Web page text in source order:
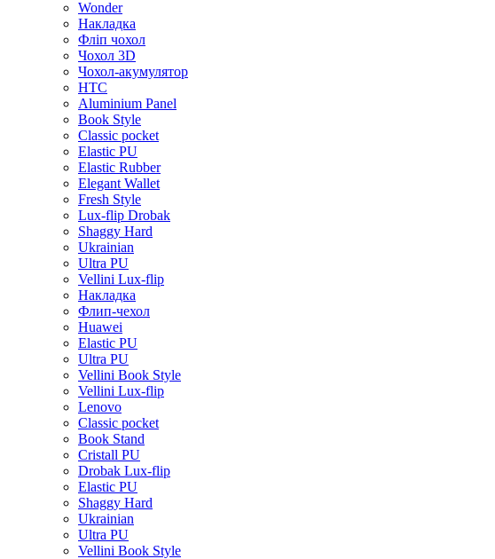
Wonder
Накладка
Фліп чохол
Чохол 3D
Чохол-акумулятор
HTC
Aluminium Panel
Book Style
Classic pocket
Elastic PU
Elastic Rubber
Elegant Wallet
Fresh Style
Lux-flip Drobak
Shaggy Hard
Ukrainian
Ultra PU
Vellini Lux-flip
Накладка
Флип-чехол
Huawei
Elastic PU
Ultra PU
Vellini Book Style
Vellini Lux-flip
Lenovo
Classic pocket
Book Stand
Cristall PU
Drobak Lux-flip
Elastic PU
Shaggy Hard
Ukrainian
Ultra PU
Vellini Book Style